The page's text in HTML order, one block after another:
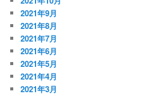
2021年9月
2021年8月
2021年7月
2021年6月
2021年5月
2021年4月
2021年3月